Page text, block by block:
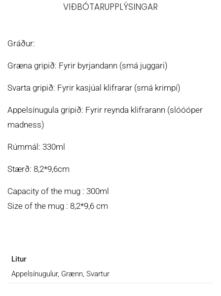
VIÐBÓTARUPPLÝSINGAR
Gráður:
Græna gripið: Fyrir byrjandann (smá juggari)
Svarta gripið: Fyrir kasjúal klifrarar (smá krimpí)
Appelsínugula gripið: Fyrir reynda klifrarann (slóóóper
madness)
Rúmmál: 330ml
Stærð: 8,2*9,6cm
Capacity of the mug : 300ml
Size of the mug : 8,2*9,6 cm
Litur
Appelsínugulur, Grænn, Svartur